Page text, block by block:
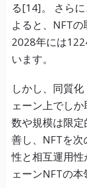
る[14]。 さら
よると、NFTの
2028年には
います。
しかし、同質
ェーン上でし
数や規模は限
善し、NFTを
性と相互運用
ェーンNFTの本